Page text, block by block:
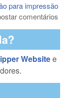
para impressão
comentários
Websitee